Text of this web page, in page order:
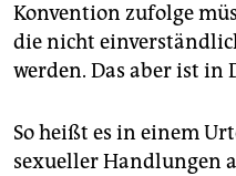
Konvention zufolge
die nicht
werden. Das aber ist in
So heißt es in einem
sexueller Handlungen